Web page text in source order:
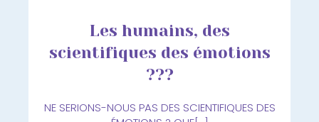
Les humains, des
scientifiques des émotions
???
NE SERIONS-NOUS PAS DES SCIENTIFIQUES DES